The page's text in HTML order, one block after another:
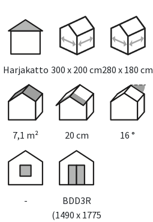
Maalaus
Tuplamaalaus(+594€)
Sopii terassille
Terassi 400 x 400(+615€)
Terassi 400 x 500 (+700€)
Terassi 400 x 600
(+767€)
Harjakatto 300 x 200 cm280 x 180 cm
7,1 m² 20 cm 16 °
-
BDD3R
(1490 x 1775